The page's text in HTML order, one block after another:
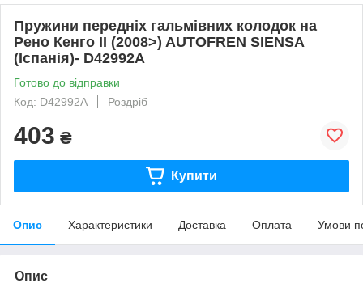
Пружини передніх гальмівних колодок на
Рено Кенго II (2008>) AUTOFREN SIENSA
(Іспанія)- D42992A
Готово до відправки
Код: D42992A
Роздріб
403 ₴
Купити
Опис Характеристики Доставка Оплата Умови
Опис